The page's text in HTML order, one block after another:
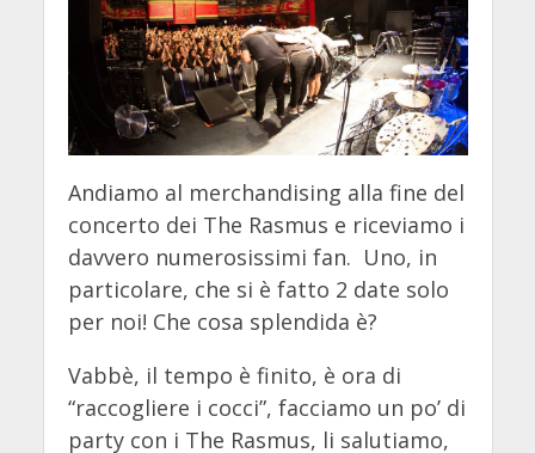
Andiamo al merchandising alla fine del
concerto dei The Rasmus e riceviamo i
davvero numerosissimi fan. Uno, in
particolare, che si è fatto 2 date solo
per noi! Che cosa splendida è?
Vabbè, il tempo è finito, è ora di
“raccogliere i cocci”, facciamo un po’ di
party con i The Rasmus, li salutiamo,